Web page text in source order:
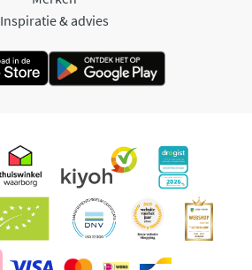
Inspiratie & advies